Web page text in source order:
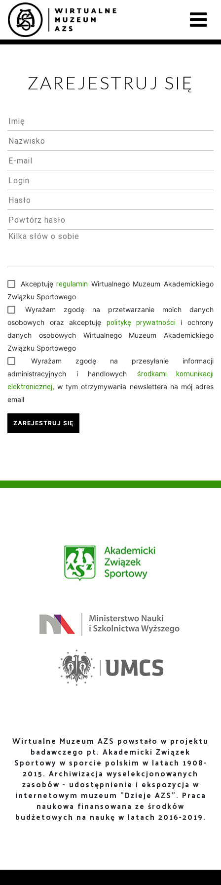
ZAREJESTRUJ SIĘ
Akceptujęregulamin Wirtualnego Muzeum Akademickiego
Związku Sportowego
Wyrażam zgodę na przetwarzanie moich danych
osobowych oraz akceptuję politykę prywatności i ochrony
danych osobowych Wirtualnego Muzeum Akademickiego
Związku Sportowego
Wyrażam zgodę na przesyłanie informacji
administracyjnych i handlowych środkami komunikacji
elektronicznej, w tym otrzymywania newslettera na mój adres
email
Wirtualne Muzeum AZS powstało w projektu
badawczego pt. Akademicki Związek
Sportowy w sporcie polskim w latach 1908-
2015. Archiwizacja wyselekcjonowanych
zasobów - udostępnienie i ekspozycja w
internetowym muzeum "Dzieje AZS". Praca
naukowa finansowana ze środków
budżetowych na naukę w latach 2016-2019.